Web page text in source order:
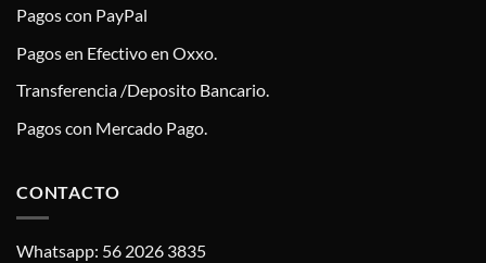
Pagos con PayPal
Pagos en Efectivo en Oxxo.
Transferencia /Deposito Bancario.
Pagos con Mercado Pago.
CONTACTO
Whatsapp: 56 2026 3835